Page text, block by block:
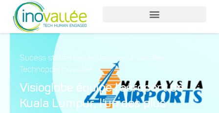
Sucess stories des entreprises d'inovallée
Technopole inovallée
Visioglobe équipe l’aéroport de
Kuala Lumpur, l’un des plus